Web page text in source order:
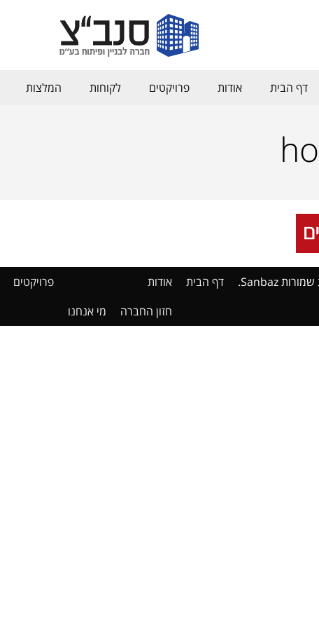
דף הבית אודות פרויקטים לקוחות המלצות
דף הבית
אודות
חזון החברה
מי אנחנו
פרויקטים